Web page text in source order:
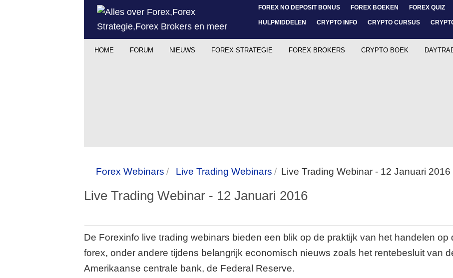
FOREX NO DEPOSIT BONUS FOREX BOEKEN FOREX QUIZ
HULPMIDDELEN CRYPTO INFO CRYPTO CURSUS
HOME FORUM NIEUWS FOREX STRATEGIE FOREX BROKERS CRYPTO BOEK
Forex Webinars Live Trading Webinars Live Trading Webinar - 12 Januari 2016
Live Trading Webinar - 12 Januari 2016
De Forexinfo live trading webinars bieden een blik op de praktijk van het handelen op
forex, onder andere tijdens belangrijk economisch nieuws zoals het rentebesluit van
Amerikaanse centrale bank, de Federal Reserve.